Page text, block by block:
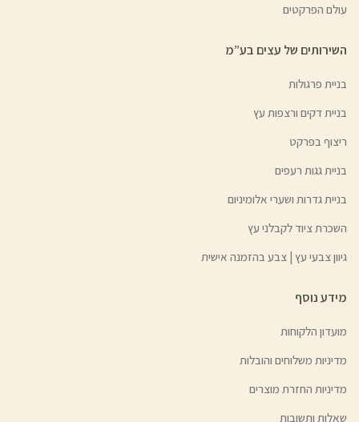
עולם הפרקטים
השירותים של עצים בע”מ
בניית פרגולות
בניית דקים ורצפות עץ
ריצוף בפרקט
בניית גגות רעפים
בניית גדרות ושערי אלומיניום
השכרת ציוד לקבלני עץ
גיוון צבעי עץ | צבע בהזמנה אישית
מידע נוסף
מועדון הלקוחות
מדיניות משלוחים והובלות
מדיניות החזרת מוצרים
שאלות ותשובות